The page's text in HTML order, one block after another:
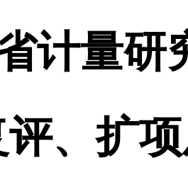
计量研
、扩